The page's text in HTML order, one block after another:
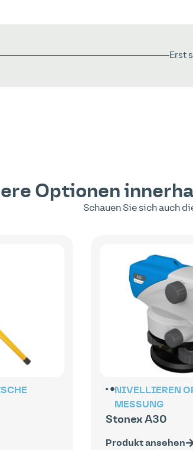
Erst
Optionen
Schauen Sie sich auch
NIVELLIEREN
MESSUNG
Stonex A30
Produkt ansehen